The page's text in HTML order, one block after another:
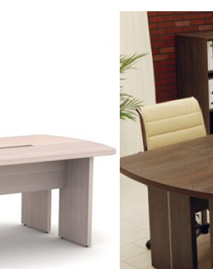
38 мм., столешница и опоры с
размещение 10 человек.
сборки в комплекте
и Дуб Самдал и Металлик